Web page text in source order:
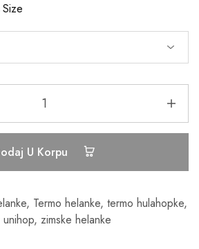
U Korpu
, Termo helanke, termo hulahopke,
, zimske helanke